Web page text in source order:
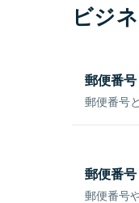
ビジ
郵便番
郵便番号
郵便番
郵便番号